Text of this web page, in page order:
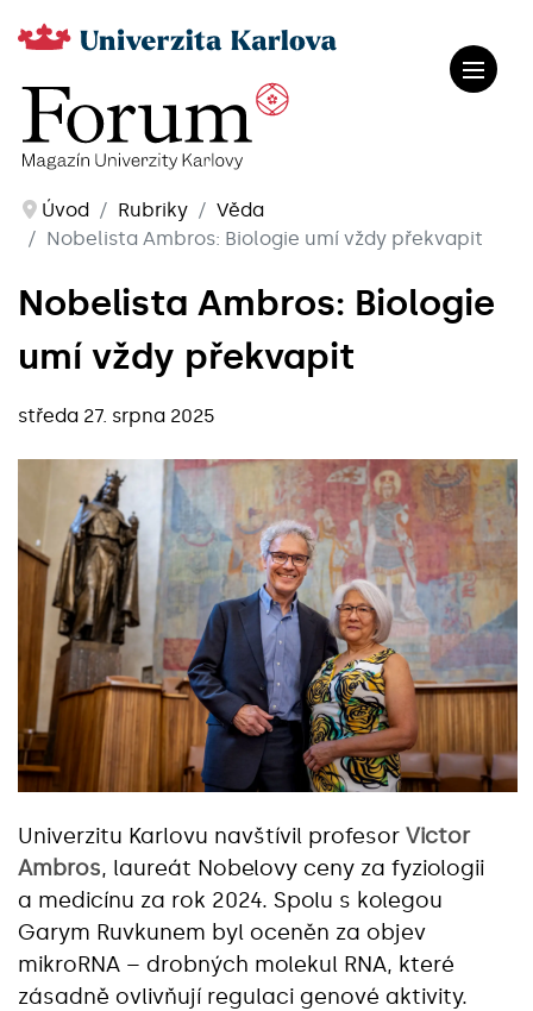
Úvod Rubriky
Věda
Nobelista Ambros: Biologie umí vždy překvapit
Nobelista Ambros: Biologie
umí vždy překvapit
středa 27. srpna 2025
Univerzitu Karlovu navštívil profesor Victor
Ambros, laureát Nobelovy ceny za fyziologii
a medicínu za rok 2024. Spolu s kolegou
Garym Ruvkunem byl oceněn za objev
mikroRNA – drobných molekul RNA, které
zásadně ovlivňují regulaci genové aktivity.